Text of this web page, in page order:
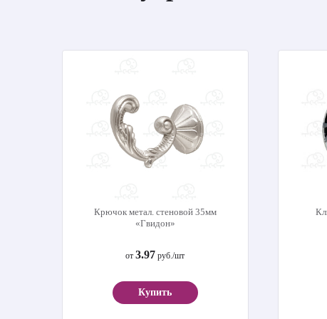
Крючок метал. стеновой 35мм
«Гвидон»
от3.97 руб./шт
Купить